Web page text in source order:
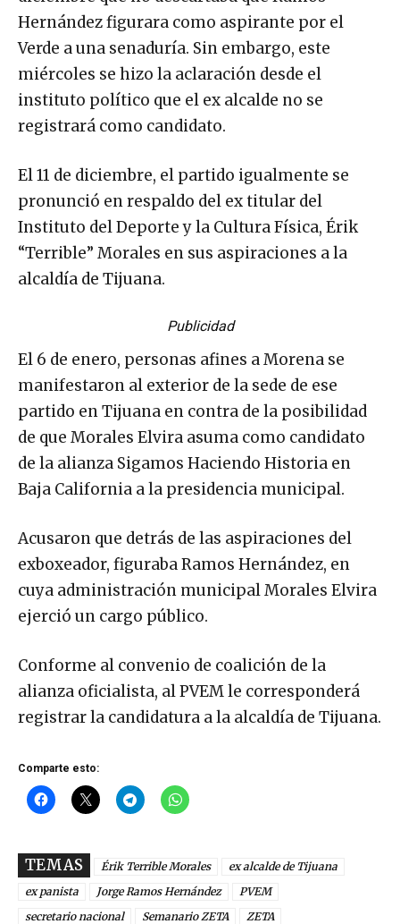
Hernández figurara como aspirante por el
Verde a una senaduría. Sin embargo, este
miércoles se hizo la aclaración desde el
instituto político que el ex alcalde no se
registrará como candidato.
El 11 de diciembre, el partido igualmente se
pronunció en respaldo del ex titular del
Instituto del Deporte y la Cultura Física, Érik
“Terrible” Morales en sus aspiraciones a la
alcaldía de Tijuana.
Publicidad
El 6 de enero, personas afines a Morena se
manifestaron al exterior de la sede de ese
partido en Tijuana en contra de la posibilidad
de que Morales Elvira asuma como candidato
de la alianza Sigamos Haciendo Historia en
Baja California a la presidencia municipal.
Acusaron que detrás de las aspiraciones del
exboxeador, figuraba Ramos Hernández, en
cuya administración municipal Morales Elvira
ejerció un cargo público.
Conforme al convenio de coalición de la
alianza oficialista, al PVEM le corresponderá
registrar la candidatura a la alcaldía de Tijuana.
Comparte esto:
TEMAS Érik Terrible Morales
ex alcalde de Tijuana
ex panista
Jorge Ramos Hernández
PVEM
secretario nacional
Semanario ZETA ZETA